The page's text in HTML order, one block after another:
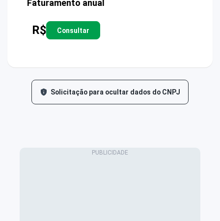
Faturamento anual
R$ Consultar
Solicitação para ocultar dados do CNPJ